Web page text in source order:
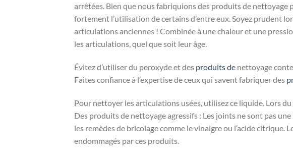
arrêtées. Bien que nous fabriquions des produits de nettoyage
fortement l’utilisation de certains d’entre eux. Soyez prudent
articulations anciennes ! Combinée à une chaleur et une
les articulations, quel que soit leur âge.
Évitez d’utiliser du peroxyde et des produits de nettoyage
Faites confiance à l’expertise de ceux qui savent fabriquer des
Pour nettoyer les articulations usées, utilisez ce liquide. Lors
Des produits de nettoyage agressifs : Les joints ne sont pas
les remèdes de bricolage comme le vinaigre ou l’acide
endommagés par ces produits.